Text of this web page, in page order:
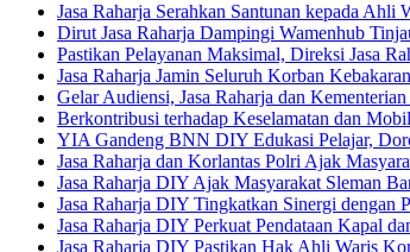
Jasa Raharja Serahkan Santunan kepada
Dirut Jasa Raharja Dampingi Wamenhub
Pastikan Pelayanan Maksimal, Direksi Jasa
Jasa Raharja Jamin Seluruh Korban
Gelar Audiensi, Jasa Raharja dan
Berkontribusi terhadap Keselamatan dan
YIA Gandeng BNN DIY Edukasi Pelajar,
Jasa Raharja dan Korlantas Polri Ajak
Jasa Raharja DIY Ajak Masyarakat Sleman
Jasa Raharja DIY Tingkatkan Sinergi dengan
Jasa Raharja DIY Perkuat Pendataan Kapal
Jasa Raharja DIY Pastikan Hak Ahli Waris